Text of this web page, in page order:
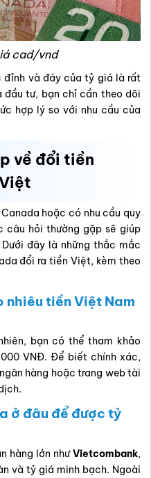
cad/vnd
đỉnh và đáy của tỷ giá là rất
đầu tư, bạn chỉ cần theo dõi
hợp lý so với nhu cầu của
về đổi tiền
hoặc có nhu cầu quy
hỏi thường gặp sẽ giúp
đây là những thắc mắc
đổi ra tiền Việt, kèm theo
nhiêu tiền Việt Nam
bạn có thể tham khảo
VNĐ. Để biết chính xác,
hàng hoặc trang web tài
ở đâu để được tỷ
hàng lớn nhưVietcombank,
và tỷ giá minh bạch. Ngoài